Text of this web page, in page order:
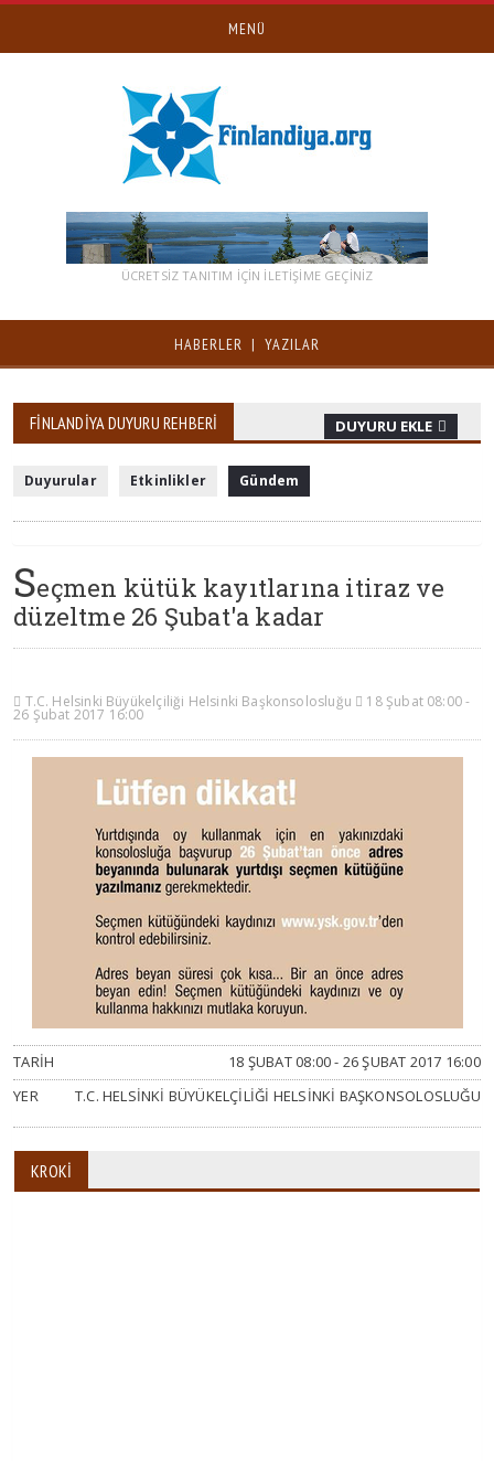
MENÜ
ÜCRETSİZ TANITIM IÇIN ILETIŞIME GEÇINIZ
HABERLER | YAZILAR
FINLANDIYA DUYURU REHBERI DUYURU EKLE
Duyurular Etkinlikler Gündem
Seçmen kütük kayıtlarına itiraz ve
düzeltme 26 Şubat'a kadar
T.C. Helsinki Büyükelçiliği Helsinki Başkonsolosluğu 18 Şubat 08:00 -
26 Şubat 2017 16:00
TARIH
18 ŞUBAT 08:00 - 26 ŞUBAT 2017 16:00
YER
T.C. HELSINKI BÜYÜKELÇILIĞI HELSINKI BAŞKONSOLOSLUĞU
KROKI